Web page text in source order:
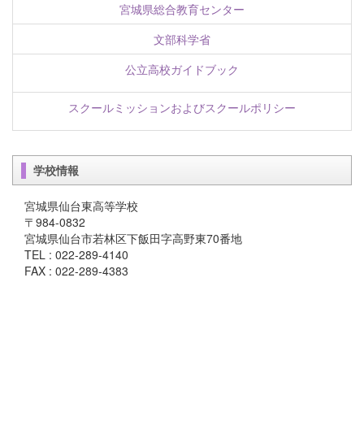
宮城県総合教育センター
文部科学省
公立高校ガイドブック
スクールミッションおよびスクールポリシー
学校情報
宮城県仙台東高等学校
〒984-0832
宮城県仙台市若林区下飯田字高野東70番地
TEL : 022-289-4140
FAX : 022-289-4383